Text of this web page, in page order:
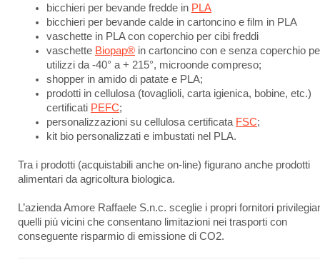
bicchieri per bevande fredde in PLA
bicchieri per bevande calde in cartoncino e film in PLA
vaschette in PLA con coperchio per cibi freddi
vaschette Biopap® in cartoncino con e senza coperchio
utilizzi da -40° a + 215°, microonde compreso;
shopper in amido di patate e PLA;
prodotti in cellulosa (tovaglioli, carta igienica, bobine, etc.)
certificati PEFC;
personalizzazioni su cellulosa certificata FSC;
kit bio personalizzati e imbustati nel PLA.
Tra i prodotti (acquistabili anche on-line) figurano anche prodotti
alimentari da agricoltura biologica.
L’azienda Amore Raffaele S.n.c. sceglie i propri fornitori
quelli più vicini che consentano limitazioni nei trasporti con
conseguente risparmio di emissione di CO2.